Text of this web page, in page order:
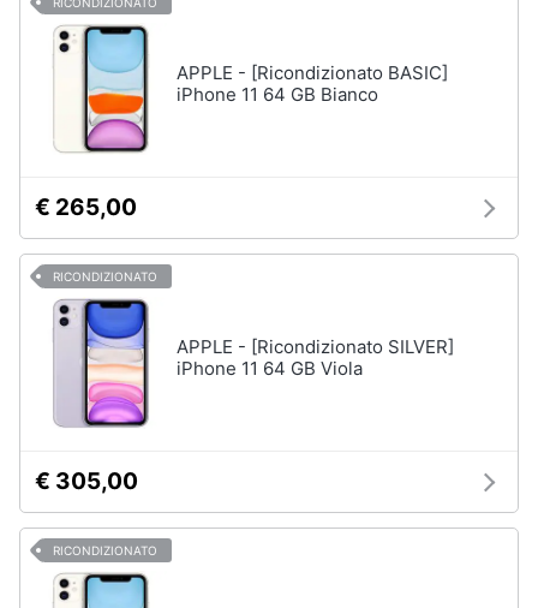
APPLE - [Ricondizionato BASIC]
iPhone 11 64 GB Bianco
€ 265,00
RICONDIZIONATO
APPLE - [Ricondizionato SILVER]
iPhone 11 64 GB Viola
€ 305,00
RICONDIZIONATO